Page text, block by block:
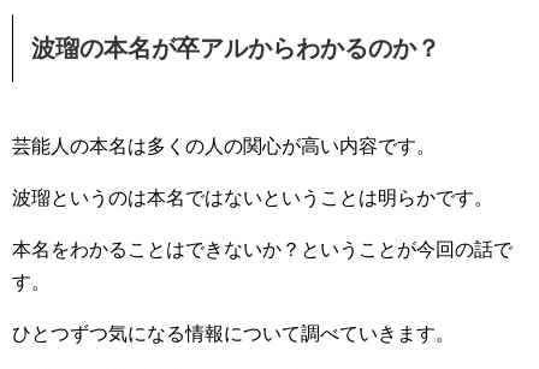
波瑠の本名が卒アルからわかるのか？
芸能人の本名は多くの人の関心が高い内容です。
波瑠というのは本名ではないということは明らかです。
本名をわかることはできないか？ということが今回の話で
す。
ひとつずつ気になる情報について調べていきます。